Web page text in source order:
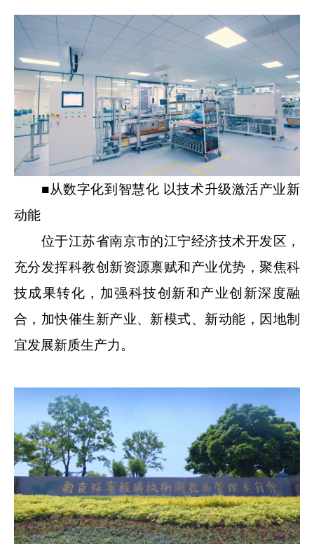
■从数字化到智慧化 以技术升级激活产业新
动能
位于江苏省南京市的江宁经济技术开发区，
充分发挥科教创新资源禀赋和产业优势，聚焦科
技成果转化，加强科技创新和产业创新深度融
合，加快催生新产业、新模式、新动能，因地制
宜发展新质生产力。